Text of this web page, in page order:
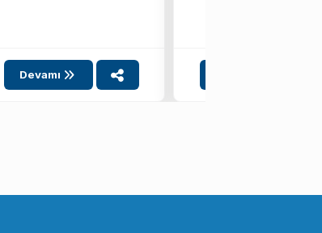
Devamı
gerçekleştirilmiştir.
sektörden ...